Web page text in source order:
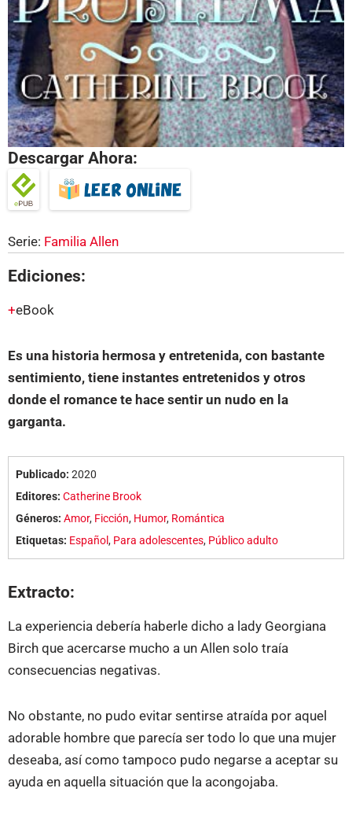
Descargar Ahora:
Serie: Familia Allen
Ediciones:
eBook
Es una historia hermosa y entretenida, con bastante
sentimiento, tiene instantes entretenidos y otros
donde el romance te hace sentir un nudo en la
garganta.
Publicado: 2020
Editores: Catherine Brook
Géneros: Amor, Ficción, Humor, Romántica
Etiquetas: Español, Para adolescentes, Público adulto
Extracto:
La experiencia debería haberle dicho a lady Georgiana
Birch que acercarse mucho a un Allen solo traía
consecuencias negativas.
No obstante, no pudo evitar sentirse atraída por aquel
adorable hombre que parecía ser todo lo que una mujer
deseaba, así como tampoco pudo negarse a aceptar su
ayuda en aquella situación que la acongojaba.